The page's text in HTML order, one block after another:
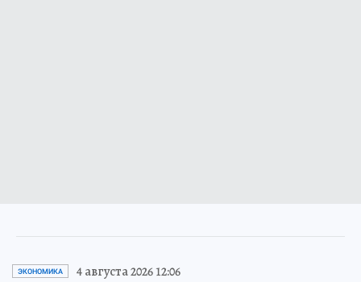
ЭКОНОМИКА 4 августа 2026 12:06